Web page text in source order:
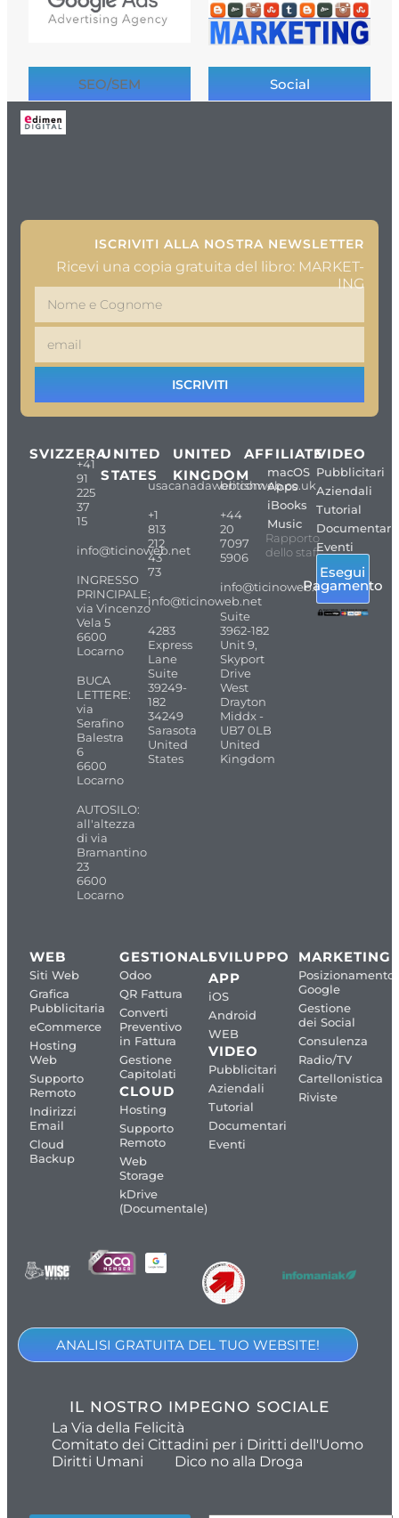
SEO/SEM Social
ISCRIVITI ALLA NOSTRA NEWSLETTER
Ricevi una copia gratuita del libro: MARKET-
ING
ISCRIVITI
SVIZZERA
+41
91
225
37
15
info@ticinoweb.net
INGRESSO
PRINCIPALE:
via Vincenzo
Vela 5
6600
Locarno
BUCA
LETTERE:
via
Serafino
Balestra
6
6600
Locarno
AUTOSILO:
all'altezza
di via
Bramantino
23
6600
Locarno
UNITED
STATES
usacanadaweb.com
+1
813
212
43
73
info@ticinoweb.net
4283
Express
Lane
Suite
39249-
182
34249
Sarasota
United
States
UNITED
KINGDOM
britishweb.co.uk
+44
20
7097
5906
info@ticinoweb.net
Suite
3962-182
Unit 9,
Skyport
Drive
West
Drayton
Middx -
UB7 0LB
United
Kingdom
AFFILIATE
macOS
Apps
iBooks
Music
Rapporto
dello staff
VIDEO
Pubblicitari
Aziendali
Tutorial
Documentari
Eventi
Esegui
Pagamento
WEB
Siti Web
Grafica
Pubblicitaria
eCommerce
Hosting
Web
Supporto
Remoto
Indirizzi
Email
Cloud
Backup
GESTIONALI
Odoo
QR Fattura
Converti
Preventivo
in Fattura
Gestione
Capitolati
CLOUD
Hosting
Supporto
Remoto
Web
Storage
kDrive
(Documentale)
SVILUPPO
APP
iOS
Android
WEB
VIDEO
Pubblicitari
Aziendali
Tutorial
Documentari
Eventi
MARKETING
Posizionamento
Google
Gestione
dei Social
Consulenza
Radio/TV
Cartellonistica
Riviste
ANALISI GRATUITA DEL TUO WEBSITE!
IL NOSTRO IMPEGNO SOCIALE
La Via della Felicità
Comitato dei Cittadini per i Diritti dell'Uomo
Diritti Umani
Dico no alla Droga